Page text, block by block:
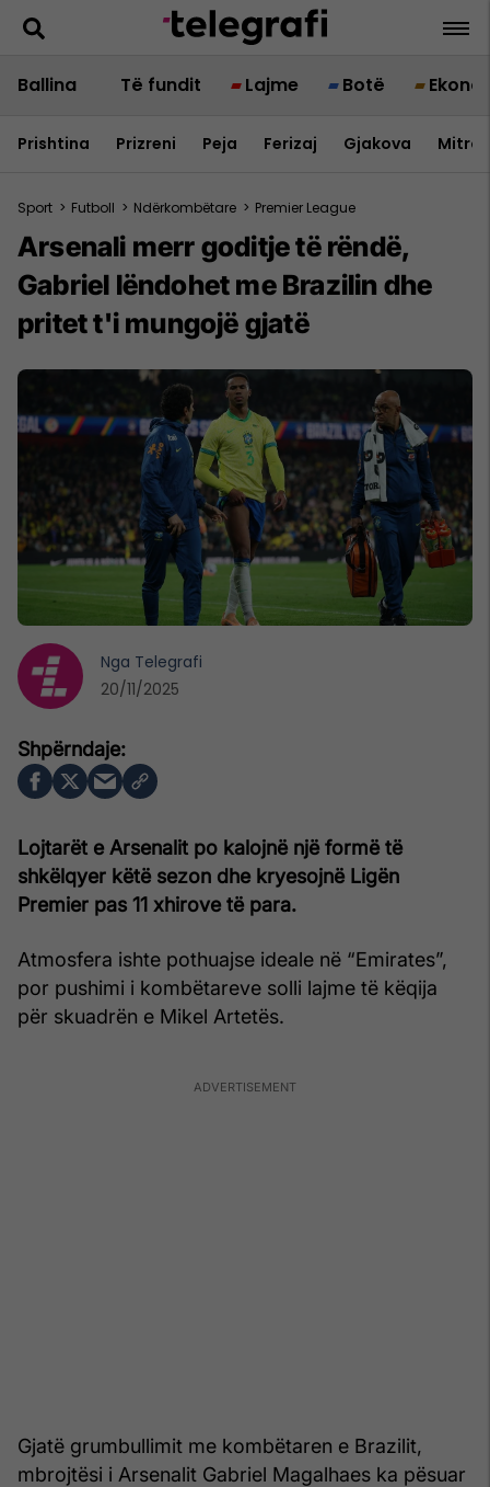
Ballina Të fundit Lajme Botë
Prishtina Prizreni Peja Ferizaj Gjakova
Sport > Futboll > Ndërkombëtare > Premier League
Arsenali merr goditje të rëndë,
Gabriel lëndohet me Brazilin dhe
pritet t'i mungojë gjatë
Lojtarët e Arsenalit po kalojnë një formë të
shkëlqyer këtë sezon dhe kryesojnë Ligën
Premier pas 11 xhirove të para.
Atmosfera ishte pothuajse ideale në “Emirates”,
por pushimi i kombëtareve solli lajme të këqija
për skuadrën e Mikel Artetës.
Gjatë grumbullimit me kombëtaren e Brazilit,
mbrojtësi i Arsenalit Gabriel Magalhaes ka pësuar
Nga Telegrafi
20/11/2025